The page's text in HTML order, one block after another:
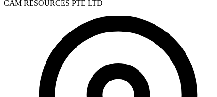
CAM RESOURCES PTE LTD